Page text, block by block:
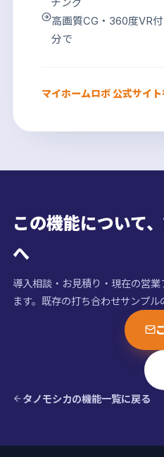
高画質CG・360度VR
分で
マイホームロボ 公式サイ
この機能について
へ
導入相談・お見積り・現在の営
ます。既存の打ち合わせサンプル
タノモシカの機能一覧に戻る